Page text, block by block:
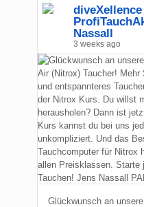
diveXellence
Nassall
3 weeks ago
Glückwunsch an